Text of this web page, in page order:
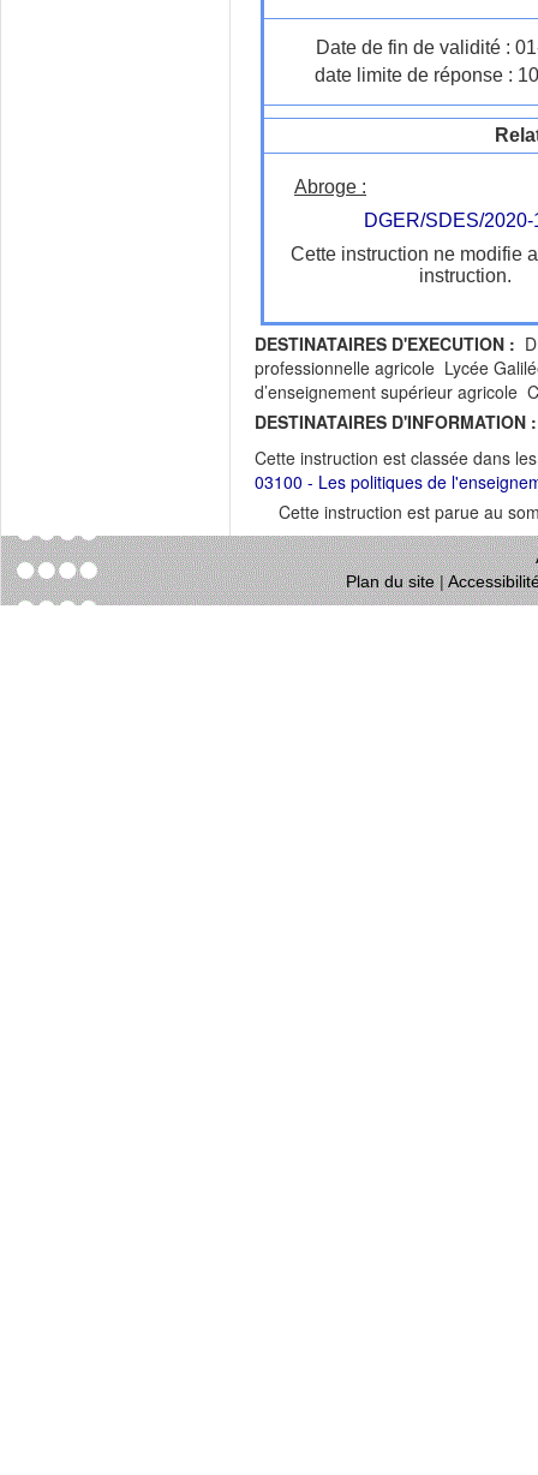
Date de fin de validité :
date limite de réponse :
Abroge :
DGER/SDES/2020-
Cette instruction ne modifie
instruction.
DESTINATAIRES D'EXECUTION :
professionnelle agricole Lycée
d’enseignement supérieur agricole
DESTINATAIRES D'INFORMATION :
Cette instruction est classée dans
03100 - Les politiques de
Cette instruction est parue au
Plan du site|